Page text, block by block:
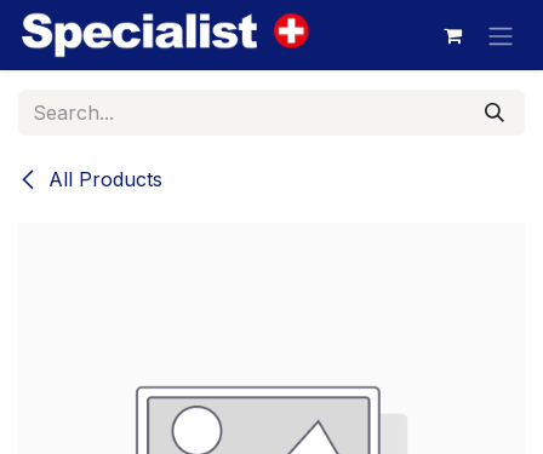
Skip to Content
All Products